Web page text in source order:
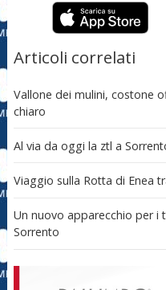
Articoli correlati
Vallone dei mulini, costone
chiaro
Al via da oggi la ztl a
Viaggio sulla Rotta di Enea
Un nuovo apparecchio per i
Sorrento